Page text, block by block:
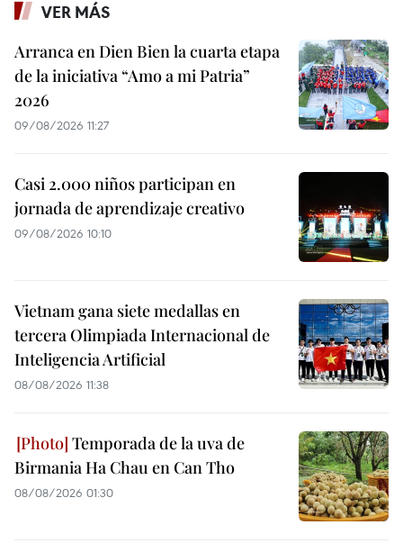
VER MÁS
Arranca en Dien Bien la cuarta etapa
de la iniciativa “Amo a mi Patria”
2026
09/08/2026 11:27
Casi 2.000 niños participan en
jornada de aprendizaje creativo
09/08/2026 10:10
Vietnam gana siete medallas en
tercera Olimpiada Internacional de
Inteligencia Artificial
08/08/2026 11:38
Temporada de la uva de
Birmania Ha Chau en Can Tho
08/08/2026 01:30